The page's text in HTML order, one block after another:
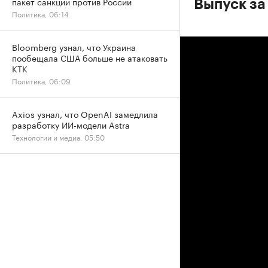
Выпуск
Политика, 06:14
Bloomberg узнал, что Украина
пообещала США больше не атаковать
КТК
Политика, 06:09
Axios узнал, что OpenAI замедлила
разработку ИИ-модели Astra
Технологии и медиа, 05:50